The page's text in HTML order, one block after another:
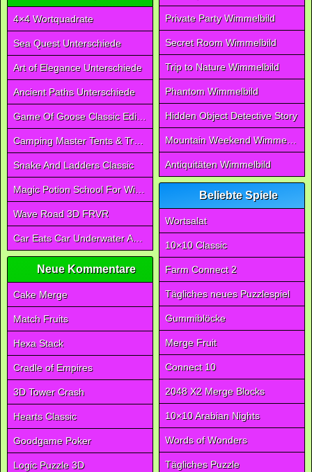
4×4 Wortquadrate
Sea Quest Unterschiede
Art of Elegance Unterschiede
Ancient Paths Unterschiede
Game Of Goose Classic Edition
Camping Master Tents & Trees
Snake And Ladders Classic
Magic Potion School For Witch
Wave Road 3D FRVR
Car Eats Car Underwater Adventure FRVR
Neue Kommentare
Cake Merge
Match Fruits
Hexa Stack
Cradle of Empires
3D Tower Crash
Hearts Classic
Goodgame Poker
Logic Puzzle 3D
Private Party Wimmelbild
Secret Room Wimmelbild
Trip to Nature Wimmelbild
Phantom Wimmelbild
Hidden Object Detective Story
Mountain Weekend Wimmelbild
Antiquitäten Wimmelbild
Beliebte Spiele
Wortsalat
10×10 Classic
Farm Connect 2
Tägliches neues Puzzlespiel
Gummiblöcke
Merge Fruit
Connect 10
2048 X2 Merge Blocks
10×10 Arabian Nights
Words of Wonders
Tägliches Puzzle